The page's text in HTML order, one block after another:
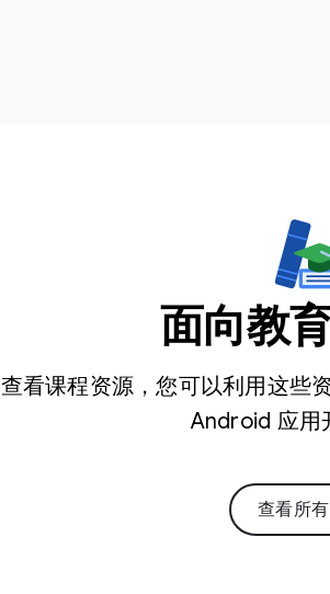
面向教
查看课程资源，您可以利用这些
Android 应用
查看所